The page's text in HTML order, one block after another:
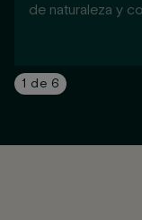
de naturaleza y
1 de 6